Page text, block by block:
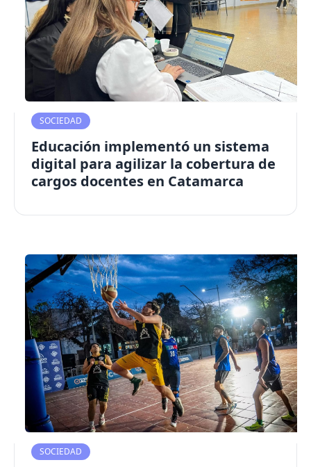
SOCIEDAD
Educación implementó un sistema
digital para agilizar la cobertura de
cargos docentes en Catamarca
SOCIEDAD